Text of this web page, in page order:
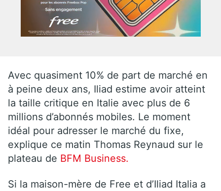
Avec quasiment 10% de part de marché en
à peine deux ans, Iliad estime avoir atteint
la taille critique en Italie avec plus de 6
millions d’abonnés mobiles. Le moment
idéal pour adresser le marché du fixe,
explique ce matin Thomas Reynaud sur le
plateau de BFM Business.
Si la maison-mère de Free et d’Iliad Italia a